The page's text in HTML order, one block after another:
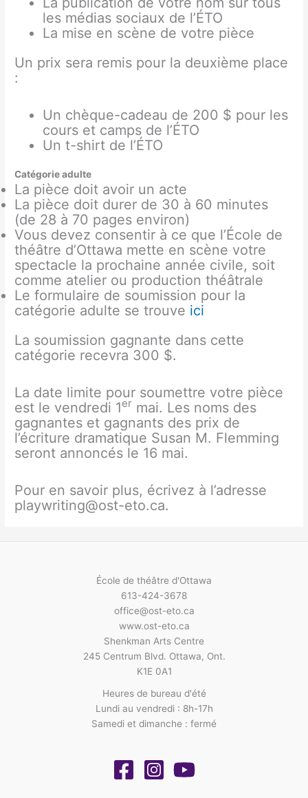
les médias sociaux de l’ÉTO
La mise en scène de votre pièce
Un prix sera remis pour la deuxième place
:
Un chèque-cadeau de 200 $ pour les
cours et camps de l’ÉTO
Un t-shirt de l’ÉTO
Catégorie adulte
La pièce doit avoir un acte
La pièce doit durer de 30 à 60 minutes
(de 28 à 70 pages environ)
Vous devez consentir à ce que l’École de
théâtre d’Ottawa mette en scène votre
spectacle la prochaine année civile, soit
comme atelier ou production théâtrale
Le formulaire de soumission pour la
catégorie adulte se trouve ici
La soumission gagnante dans cette
catégorie recevra 300 $.
La date limite pour soumettre votre pièce
est le vendredi 1er mai. Les noms des
gagnantes et gagnants des prix de
l’écriture dramatique Susan M. Flemming
seront annoncés le 16 mai.
Pour en savoir plus, écrivez à l’adresse
playwriting@ost-eto.ca.
École de théâtre d'Ottawa
613-424-3678
office@ost-eto.ca
www.ost-eto.ca
Shenkman Arts Centre
245 Centrum Blvd. Ottawa, Ont.
K1E 0A1
Heures de bureau d'été
Lundi au vendredi : 8h-17h
Samedi et dimanche : fermé